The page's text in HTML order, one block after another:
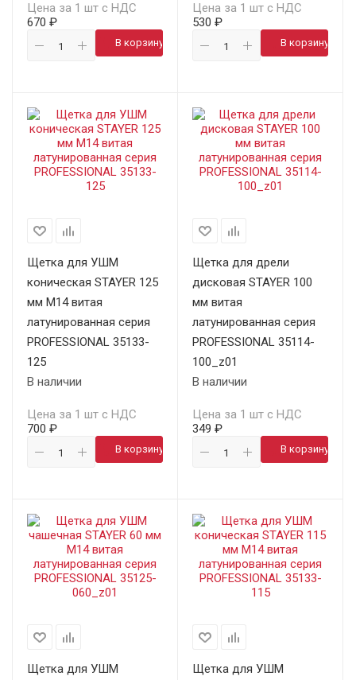
Цена за 1 шт с НДС
670 ₽
В корзину
Цена за 1 шт с НДС
530 ₽
В корзину
Щетка для УШМ
коническая STAYER 125
мм М14 витая
латунированная серия
PROFESSIONAL 35133-
125
В наличии
Цена за 1 шт с НДС
700 ₽
В корзину
Щетка для дрели
дисковая STAYER 100
мм витая
латунированная серия
PROFESSIONAL 35114-
100_z01
В наличии
Цена за 1 шт с НДС
349 ₽
В корзину
Щетка для УШМ
Щетка для УШМ